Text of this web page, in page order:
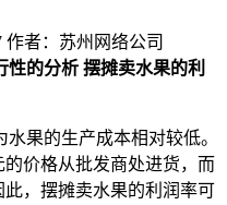
作者：苏州网络公司
性的分析 摆摊卖水果的利
果的生产成本相对较低。
价格从批发商处进货，而
，摆摊卖水果的利润率可